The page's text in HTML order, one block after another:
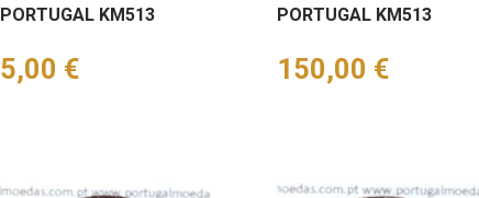
PORTUGAL KM513
Preço
5,00 €
PORTUGAL KM513
Preço
150,00 €